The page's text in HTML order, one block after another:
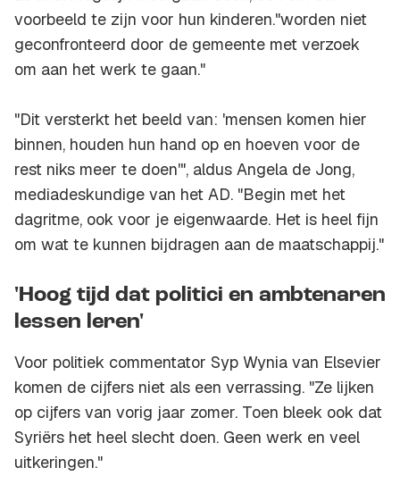
voorbeeld te zijn voor hun kinderen."worden niet
geconfronteerd door de gemeente met verzoek
om aan het werk te gaan."
"Dit versterkt het beeld van: 'mensen komen hier
binnen, houden hun hand op en hoeven voor de
rest niks meer te doen'", aldus Angela de Jong,
mediadeskundige van het AD. "Begin met het
dagritme, ook voor je eigenwaarde. Het is heel fijn
om wat te kunnen bijdragen aan de maatschappij."
'Hoog tijd dat politici en ambtenaren
lessen leren'
Voor politiek commentator Syp Wynia van Elsevier
komen de cijfers niet als een verrassing. "Ze lijken
op cijfers van vorig jaar zomer. Toen bleek ook dat
Syriërs het heel slecht doen. Geen werk en veel
uitkeringen."